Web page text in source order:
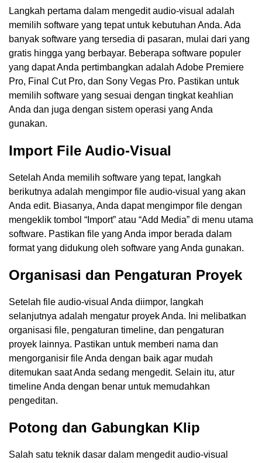
Langkah pertama dalam mengedit audio-visual adalah
memilih software yang tepat untuk kebutuhan Anda. Ada
banyak software yang tersedia di pasaran, mulai dari yang
gratis hingga yang berbayar. Beberapa software populer
yang dapat Anda pertimbangkan adalah Adobe Premiere
Pro, Final Cut Pro, dan Sony Vegas Pro. Pastikan untuk
memilih software yang sesuai dengan tingkat keahlian
Anda dan juga dengan sistem operasi yang Anda
gunakan.
Import File Audio-Visual
Setelah Anda memilih software yang tepat, langkah
berikutnya adalah mengimpor file audio-visual yang akan
Anda edit. Biasanya, Anda dapat mengimpor file dengan
mengeklik tombol “Import” atau “Add Media” di menu utama
software. Pastikan file yang Anda impor berada dalam
format yang didukung oleh software yang Anda gunakan.
Organisasi dan Pengaturan Proyek
Setelah file audio-visual Anda diimpor, langkah
selanjutnya adalah mengatur proyek Anda. Ini melibatkan
organisasi file, pengaturan timeline, dan pengaturan
proyek lainnya. Pastikan untuk memberi nama dan
mengorganisir file Anda dengan baik agar mudah
ditemukan saat Anda sedang mengedit. Selain itu, atur
timeline Anda dengan benar untuk memudahkan
pengeditan.
Potong dan Gabungkan Klip
Salah satu teknik dasar dalam mengedit audio-visual